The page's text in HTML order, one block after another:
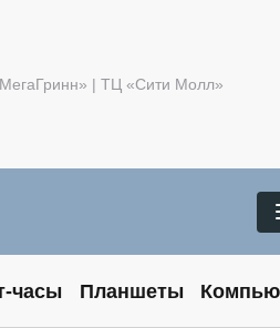
| ТЦ «Сити Молл»
часы Планшеты